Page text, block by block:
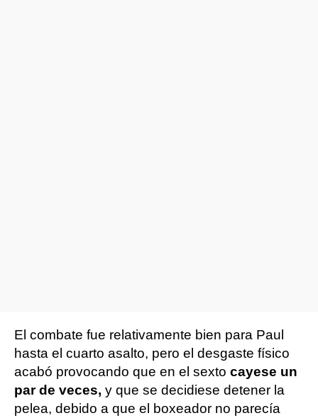
El combate fue relativamente bien para Paul
hasta el cuarto asalto, pero el desgaste físico
acabó provocando que en el sexto cayese un
par de veces, y que se decidiese detener la
pelea, debido a que el boxeador no parecía